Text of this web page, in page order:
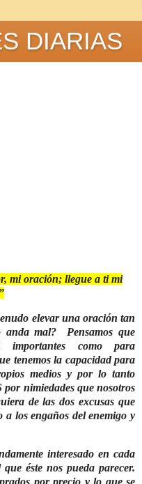
DIARIAS
mi oración; llegue a ti mi
elevar una oración tan
anda mal?
Pensamos que
como para
tenemos la capacidad para
medios y por lo tanto
por nimiedades que nosotros
de las dos excusas que
a los engaños del enemigo y
interesado en cada
éste nos pueda parecer.